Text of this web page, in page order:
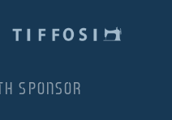
SPONSOR